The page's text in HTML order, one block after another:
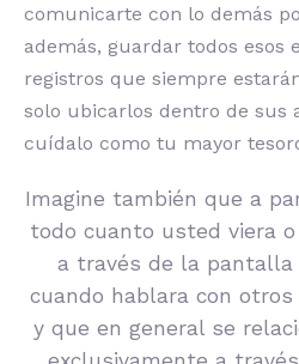
comunicarte con lo demás
además, guardar todos esos
registros que siempre
solo ubicarlos dentro de sus
cuídalo como tu mayor
Imagine también que a
todo cuanto usted viera
a través de la
cuando hablara con otros
y que en general se